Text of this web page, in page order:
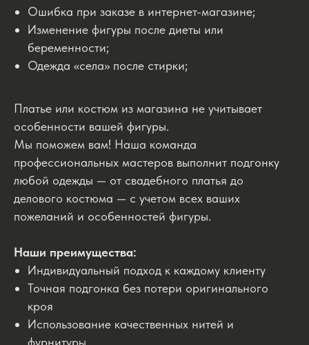
Ошибка при заказе в интернет-магазине;
Изменение фигуры после диеты или
беременности;
Одежда «села» после стирки;
Платье или костюм из магазина не учитывает
особенности вашей фигуры.
Мы поможем вам! Наша команда
профессиональных мастеров выполнит подгонку
любой одежды — от свадебного платья до
делового костюма — с учетом всех ваших
пожеланий и особенностей фигуры.
Наши преимущества:
Индивидуальный подход к каждому клиенту
Точная подгонка без потери оригинального
кроя
Использование качественных нитей и
фурнитуры